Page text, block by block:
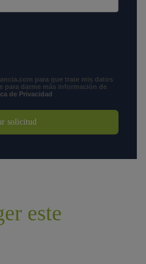
para que trate mis datos
para darme más información de
de Privacidad
solicitud
este